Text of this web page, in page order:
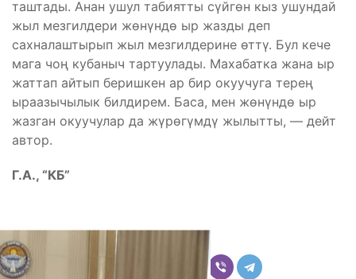
таштады. Анан ушул табиятты сүйгөн кыз ушундай
жыл мезгилдери жөнүндө ыр жазды деп
сахналаштырып жыл мезгилдерине өттү. Бул кече
мага чоң кубаныч тартуулады. Махабатка жана ыр
жаттап айтып беришкен ар бир окуучуга терең
ыраазычылык билдирем. Баса, мен жөнүндө ыр
жазган окуучулар да жүрөгүмдү жылытты, — дейт
автор.
Г.А., “КБ”